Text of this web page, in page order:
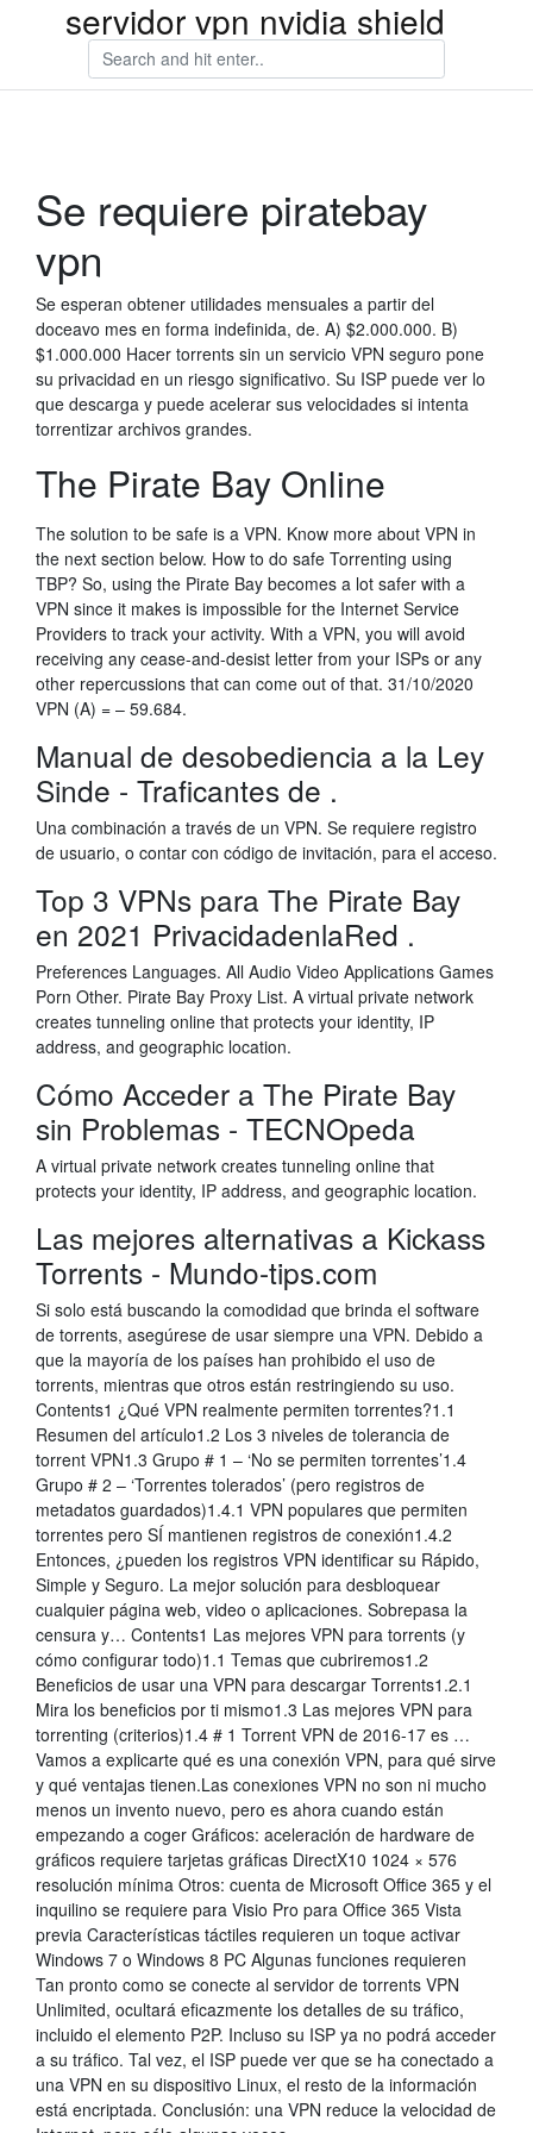
servidor vpn nvidia shield
Se requiere piratebay
vpn
Se esperan obtener utilidades mensuales a partir del
doceavo mes en forma indefinida, de. A) $2.000.000. B)
$1.000.000 Hacer torrents sin un servicio VPN seguro pone
su privacidad en un riesgo significativo. Su ISP puede ver lo
que descarga y puede acelerar sus velocidades si intenta
torrentizar archivos grandes.
The Pirate Bay Online
The solution to be safe is a VPN. Know more about VPN in
the next section below. How to do safe Torrenting using
TBP? So, using the Pirate Bay becomes a lot safer with a
VPN since it makes is impossible for the Internet Service
Providers to track your activity. With a VPN, you will avoid
receiving any cease-and-desist letter from your ISPs or any
other repercussions that can come out of that. 31/10/2020
VPN (A) = – 59.684.
Manual de desobediencia a la Ley
Sinde - Traficantes de .
Una combinación a través de un VPN. Se requiere registro
de usuario, o contar con código de invitación, para el acceso.
Top 3 VPNs para The Pirate Bay
en 2021 PrivacidadenlaRed .
Preferences Languages. All Audio Video Applications Games
Porn Other. Pirate Bay Proxy List. A virtual private network
creates tunneling online that protects your identity, IP
address, and geographic location.
Cómo Acceder a The Pirate Bay
sin Problemas - TECNOpeda
A virtual private network creates tunneling online that
protects your identity, IP address, and geographic location.
Las mejores alternativas a Kickass
Torrents - Mundo-tips.com
Si solo está buscando la comodidad que brinda el software
de torrents, asegúrese de usar siempre una VPN. Debido a
que la mayoría de los países han prohibido el uso de
torrents, mientras que otros están restringiendo su uso.
Contents1 ¿Qué VPN realmente permiten torrentes?1.1
Resumen del artículo1.2 Los 3 niveles de tolerancia de
torrent VPN1.3 Grupo # 1 – ‘No se permiten torrentes’1.4
Grupo # 2 – ‘Torrentes tolerados’ (pero registros de
metadatos guardados)1.4.1 VPN populares que permiten
torrentes pero SÍ mantienen registros de conexión1.4.2
Entonces, ¿pueden los registros VPN identificar su Rápido,
Simple y Seguro. La mejor solución para desbloquear
cualquier página web, video o aplicaciones. Sobrepasa la
censura y… Contents1 Las mejores VPN para torrents (y
cómo configurar todo)1.1 Temas que cubriremos1.2
Beneficios de usar una VPN para descargar Torrents1.2.1
Mira los beneficios por ti mismo1.3 Las mejores VPN para
torrenting (criterios)1.4 # 1 Torrent VPN de 2016-17 es …
Vamos a explicarte qué es una conexión VPN, para qué sirve
y qué ventajas tienen.Las conexiones VPN no son ni mucho
menos un invento nuevo, pero es ahora cuando están
empezando a coger Gráficos: aceleración de hardware de
gráficos requiere tarjetas gráficas DirectX10 1024 × 576
resolución mínima Otros: cuenta de Microsoft Office 365 y el
inquilino se requiere para Visio Pro para Office 365 Vista
previa Características táctiles requieren un toque activar
Windows 7 o Windows 8 PC Algunas funciones requieren
Tan pronto como se conecte al servidor de torrents VPN
Unlimited, ocultará eficazmente los detalles de su tráfico,
incluido el elemento P2P. Incluso su ISP ya no podrá acceder
a su tráfico. Tal vez, el ISP puede ver que se ha conectado a
una VPN en su dispositivo Linux, el resto de la información
está encriptada. Conclusión: una VPN reduce la velocidad de